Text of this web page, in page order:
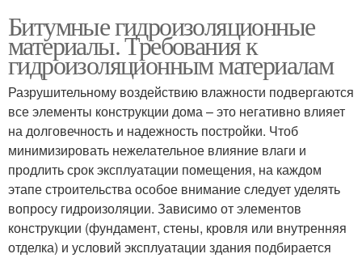
Битумные гидроизоляционные
материалы. Требования к
гидроизоляционным материалам
Разрушительному воздействию влажности подвергаются
все элементы конструкции дома – это негативно влияет
на долговечность и надежность постройки. Чтоб
минимизировать нежелательное влияние влаги и
продлить срок эксплуатации помещения, на каждом
этапе строительства особое внимание следует уделять
вопросу гидроизоляции. Зависимо от элементов
конструкции (фундамент, стены, кровля или внутренняя
отделка) и условий эксплуатации здания подбирается